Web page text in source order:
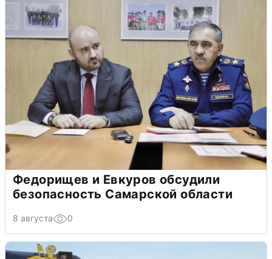
Федорищев и Евкуров обсудили
безопасность Самарской области
8 августа 0